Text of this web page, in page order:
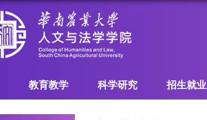
教育教学 科学研究 招生就业